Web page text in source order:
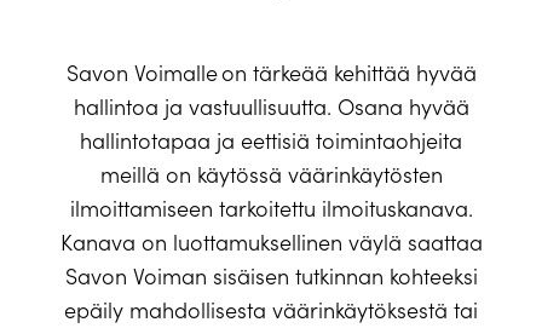
Savon Voimalle on tärkeää kehittää hyvää
hallintoa ja vastuullisuutta. Osana hyvää
hallintotapaa ja eettisiä toimintaohjeita
meillä on käytössä väärinkäytösten
ilmoittamiseen tarkoitettu ilmoituskanava.
Kanava on luottamuksellinen väylä saattaa
Savon Voiman sisäisen tutkinnan kohteeksi
epäily mahdollisesta väärinkäytöksestä tai